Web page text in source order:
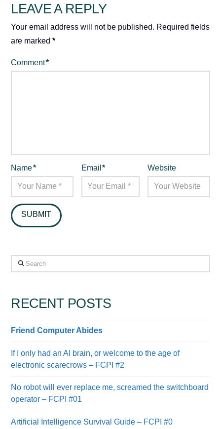
LEAVE A REPLY
Your email address will not be published. Required fields
are marked*
Comment*
Name* Email* Website
Search
RECENT POSTS
Friend Computer Abides
If I only had an AI brain, or welcome to the age of
electronic scarecrows – FCPI #2
No robot will ever replace me, screamed the switchboard
operator – FCPI #01
Artificial Intelligence Survival Guide – FCPI #0